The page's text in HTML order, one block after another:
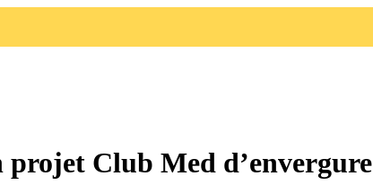
projet Club Med d’envergure